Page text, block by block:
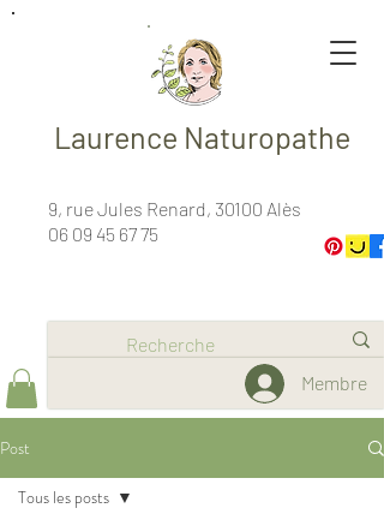
9, rue Jules Renard, 30100 Alès
06 09 45 67 75
Membre
Laurence Naturopathe
Post
Tous les posts